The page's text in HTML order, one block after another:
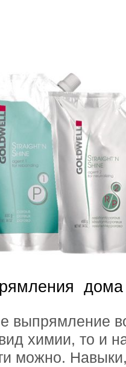
дома
выпрямление
химии, то и
можно.